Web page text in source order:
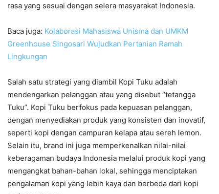
rasa yang sesuai dengan selera masyarakat Indonesia.
Baca juga: Kolaborasi Mahasiswa Unisma dan UMKM
Greenhouse Singosari Wujudkan Pertanian Ramah
Lingkungan
Salah satu strategi yang diambil Kopi Tuku adalah
mendengarkan pelanggan atau yang disebut “tetangga
Tuku”. Kopi Tuku berfokus pada kepuasan pelanggan,
dengan menyediakan produk yang konsisten dan inovatif,
seperti kopi dengan campuran kelapa atau sereh lemon.
Selain itu, brand ini juga memperkenalkan nilai-nilai
keberagaman budaya Indonesia melalui produk kopi yang
mengangkat bahan-bahan lokal, sehingga menciptakan
pengalaman kopi yang lebih kaya dan berbeda dari kopi